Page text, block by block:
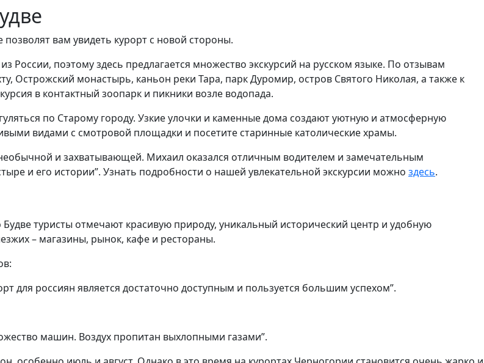
вам увидеть курорт с новой стороны.
поэтому здесь предлагается множество экскурсий на русском языке. По отзывам
Острожский монастырь, каньон реки Тара, парк Дуромир, остров Святого Николая, а также к
в контактный зоопарк и пикники возле водопада.
по Старому городу. Узкие улочки и каменные дома создают уютную и атмосферную
видами с смотровой площадки и посетите старинные католические храмы.
и захватывающей. Михаил оказался отличным водителем и замечательным
и его истории”. Узнать подробности о нашей увлекательной экскурсии можно здесь.
туристы отмечают красивую природу, уникальный исторический центр и удобную
– магазины, рынок, кафе и рестораны.
для россиян является достаточно доступным и пользуется большим успехом”.
машин. Воздух пропитан выхлопными газами”.